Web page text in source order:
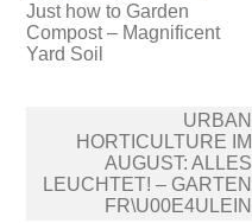
Just how to Garden
Compost – Magnificent
Yard Soil
navigation
URBAN
HORTICULTURE IM
AUGUST: ALLES
LEUCHTET! – GARTEN
FR\U00E4ULEIN